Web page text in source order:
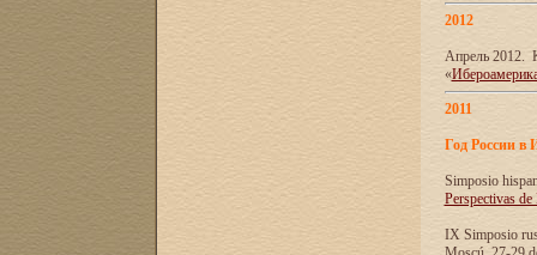
2012
Апрель 2012.
«
2011
Год России в
Simposio
Perspectivas
IX Simposio